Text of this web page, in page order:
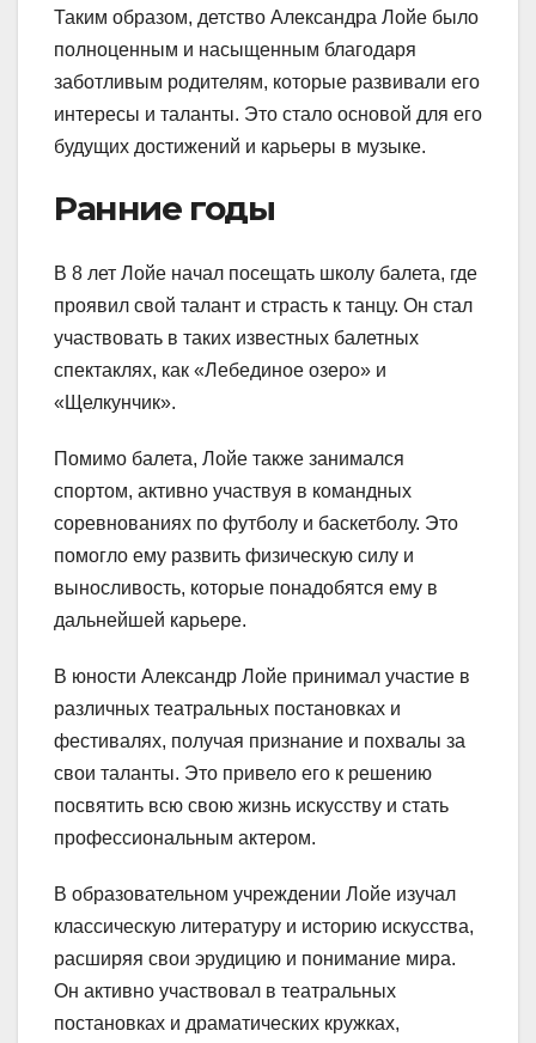
Таким образом, детство Александра Лойе было
полноценным и насыщенным благодаря
заботливым родителям, которые развивали его
интересы и таланты. Это стало основой для его
будущих достижений и карьеры в музыке.
Ранние годы
В 8 лет Лойе начал посещать школу балета, где
проявил свой талант и страсть к танцу. Он стал
участвовать в таких известных балетных
спектаклях, как «Лебединое озеро» и
«Щелкунчик».
Помимо балета, Лойе также занимался
спортом, активно участвуя в командных
соревнованиях по футболу и баскетболу. Это
помогло ему развить физическую силу и
выносливость, которые понадобятся ему в
дальнейшей карьере.
В юности Александр Лойе принимал участие в
различных театральных постановках и
фестивалях, получая признание и похвалы за
свои таланты. Это привело его к решению
посвятить всю свою жизнь искусству и стать
профессиональным актером.
В образовательном учреждении Лойе изучал
классическую литературу и историю искусства,
расширяя свои эрудицию и понимание мира.
Он активно участвовал в театральных
постановках и драматических кружках,